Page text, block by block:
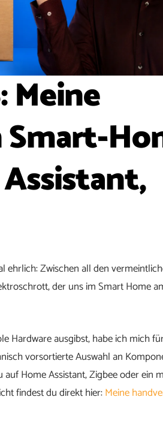
Meine
ehrlich: Zwischen all den
der uns im Smart Home
Hardware ausgibst, habe ich mich
vorsortierte Auswahl an
Home Assistant, Zigbee oder ein
findest du direkt hier:Meine